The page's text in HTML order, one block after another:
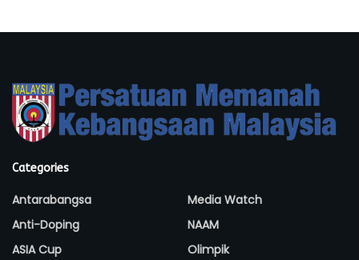
Categories
Antarabangsa
Anti-Doping
ASIA Cup
Media Watch
NAAM
Olimpik